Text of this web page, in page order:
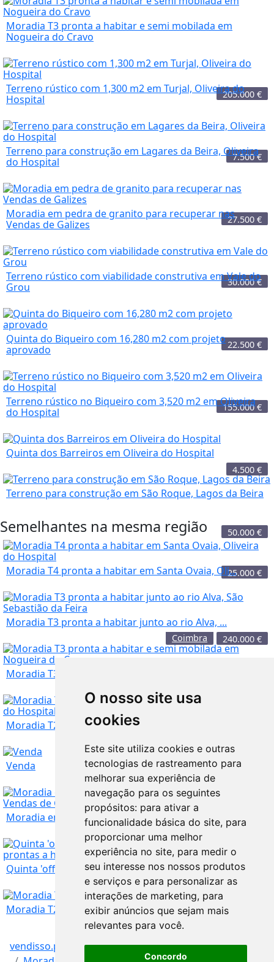
O nosso site usa
cookies
Este site utiliza cookies e outras
tecnologias de rastreamento para
melhorar sua experiência de
navegação para os seguintes
propósitos: para ativar a
funcionalidade básica do site, para
proporcionar uma melhor
experiência no site, para medir o
seu interesse nos nossos produtos
e serviços e para personalizar as
interações de marketing, para
exibir anúncios que sejam mais
relevantes para você.
Concordo
Moradia T3 pronta a habitar e semi mobilada em
Nogueira do Cravo
205.000 €
Terreno rústico com 1,300 m2 em Turjal, Oliveira do
Hospital
7.500 €
Terreno para construção em Lagares da Beira, Oliveira
do Hospital
27.500 €
Moradia em pedra de granito para recuperar nas
Vendas de Galizes
30.000 €
Terreno rústico com viabilidade construtiva em Vale do
Grou
22.500 €
Quinta do Biqueiro com 16,280 m2 com projeto
aprovado
155.000 €
Terreno rústico no Biqueiro com 3,520 m2 em Oliveira
do Hospital
4.500 €
Quinta dos Barreiros em Oliveira do Hospital
50.000 €
Terreno para construção em São Roque, Lagos da Beira
25.000 €
Semelhantes na mesma região
Moradia T4 pronta a habitar em Santa Ovaia, Oli...
Coimbra 240.000 €
Moradia T3 pronta a habitar junto ao rio Alva, ...
Moradia T3 pronta a habitar e semi mobilada em ...
Moradia T2 para recuperar em Lagos da Beira, Ol...
Coimbra
Venda
Coimbra
Moradia em pedra de granito para recuperar nas ...
Coimbra 30.000
Quinta 'off grid' com casa e anexo autossuficie...
Moradia T2 para recuperar em Vendas de Gavinhos
vendisso.pt Resultados
Imóveis